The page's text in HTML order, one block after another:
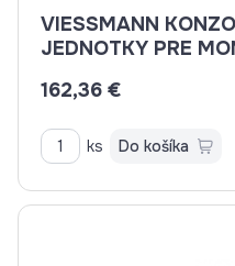
VIESSMANN
JEDNOTKY PRE
162,36 €
ks Do košíka